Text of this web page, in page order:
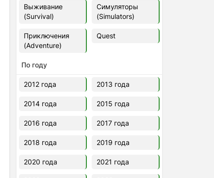
V Rising
2024
Выживание
(Survival)
Симуляторы
(Simulators)
Приключения
(Adventure)
Quest
По году
2012 года 2013 года
2014 года 2015 года
2016 года 2017 года
2018 года 2019 года
2020 года 2021 года